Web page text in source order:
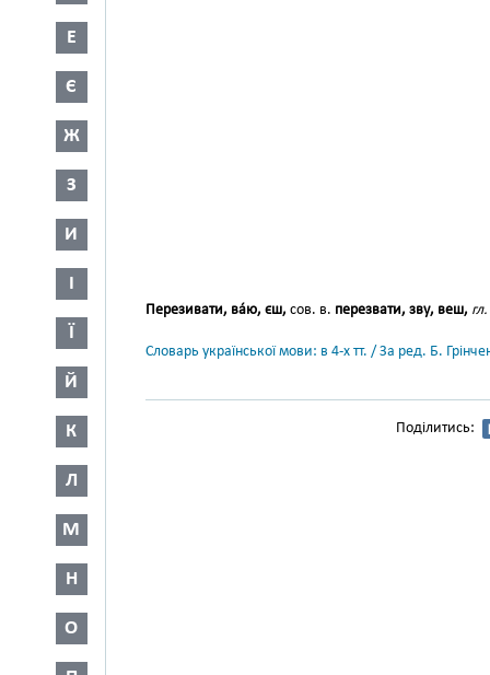
Е
Є
Ж
З
И
І
Ї
Й
К
Л
М
Н
О
Перезивати, ва́ю, єш, сов. в. перезвати, зву, веш, гл.
Словарь української мови: в 4-х тт. / За ред. Б.
Поділитись: